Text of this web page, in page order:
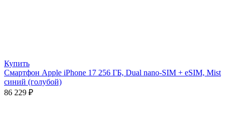
Купить
Смартфон Apple iPhone 17 256 ГБ, Dual nano-SIM + eSIM, Mist
синий (голубой)
86 229 ₽